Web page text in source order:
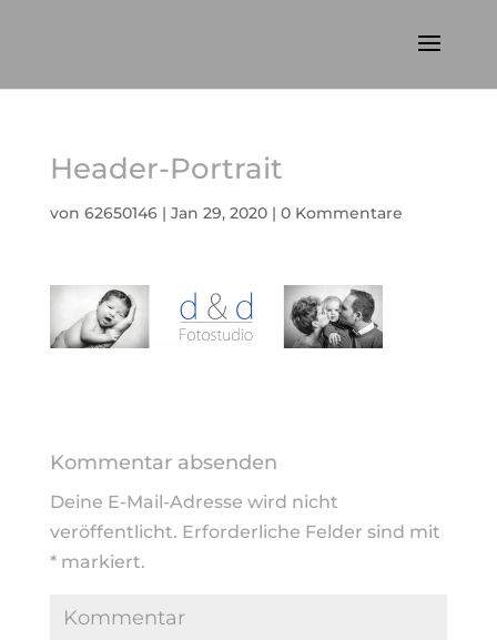
Header-Portrait
von 62650146| Jan 29, 2020| 0 Kommentare
Kommentar absenden
Deine E-Mail-Adresse wird nicht
veröffentlicht. Erforderliche Felder sind mit
*markiert.